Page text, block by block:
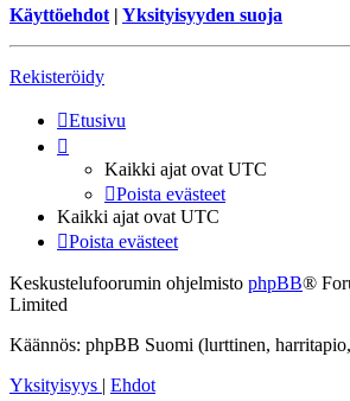
Käyttöehdot | Yksityisyyden suoja
Rekisteröidy
Etusivu
Kaikki ajat ovat UTC
Poista evästeet
Kaikki ajat ovat UTC
Poista evästeet
Keskustelufoorumin ohjelmisto phpBB®
Limited
Käännös: phpBB Suomi (lurttinen,
Yksityisyys | Ehdot